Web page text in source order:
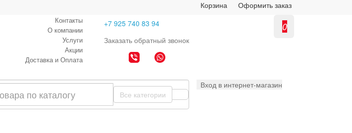
Корзина Оформить заказ
Контакты
О компании
Услуги
Акции
Доставка и Оплата
+7 925 740 83 94
Заказать обратный звонок
0
Все категории
Вход в интернет-магазин